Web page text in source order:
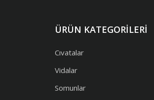
ÜRÜN KATEGORILERI
Cıvatalar
Vidalar
Somunlar